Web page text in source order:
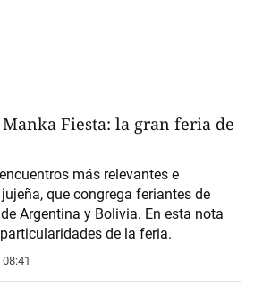
Fiesta: la gran feria de
más relevantes e
que congrega feriantes de
Argentina y Bolivia. En esta nota
de la feria.
08:41